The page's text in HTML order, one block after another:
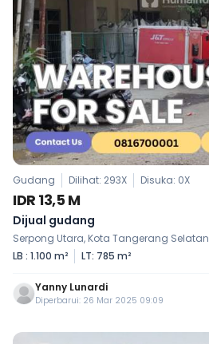
Gudang Dilihat: 293X Disuka: 0X
IDR 13,5 M
Dijual gudang
Serpong Utara, Kota Tangerang Selatan
LB : 1.100 m²
LT: 785 m²
Yanny Lunardi
Diperbarui: 26 Mar 2025 09:09